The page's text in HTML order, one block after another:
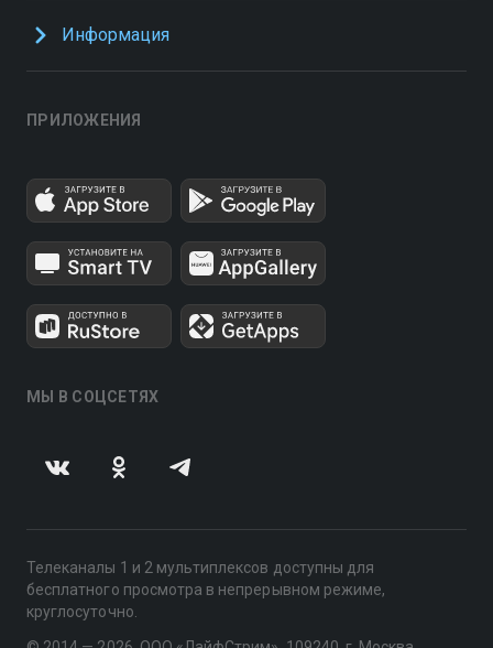
Информация
ПРИЛОЖЕНИЯ
МЫ В СОЦСЕТЯХ
Телеканалы 1 и 2 мультиплексов доступны для
бесплатного просмотра в непрерывном режиме,
круглосуточно.